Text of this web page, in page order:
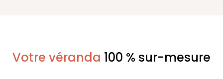
Votre véranda 100 % sur-mesure